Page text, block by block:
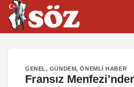
İçeriğe
atla
GENEL, GÜNDEM,ÖNEMLI HABER
Fransız